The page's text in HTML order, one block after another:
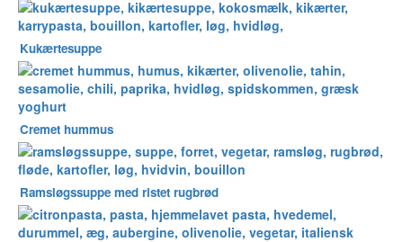
Kukærtesuppe
Cremet hummus
Ramsløgssuppe med ristet rugbrød